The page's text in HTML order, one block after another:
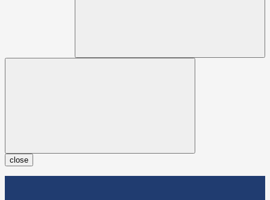
close